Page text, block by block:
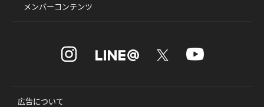
メンバーコンテンツ
広告について